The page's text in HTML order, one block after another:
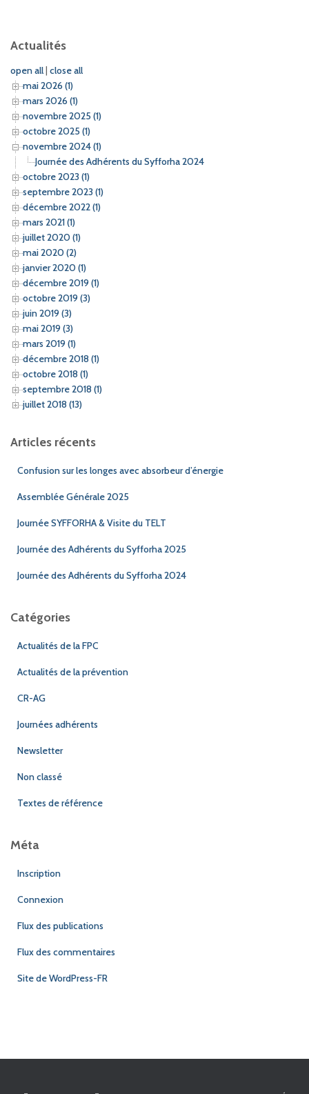
Actualités
open all| close all
mai 2026 (1)
mars 2026 (1)
novembre 2025 (1)
octobre 2025 (1)
novembre 2024 (1)
Journée des Adhérents du Syfforha 2024
octobre 2023 (1)
septembre 2023 (1)
décembre 2022 (1)
mars 2021 (1)
juillet 2020 (1)
mai 2020 (2)
janvier 2020 (1)
décembre 2019 (1)
octobre 2019 (3)
juin 2019 (3)
mai 2019 (3)
mars 2019 (1)
décembre 2018 (1)
octobre 2018 (1)
septembre 2018 (1)
juillet 2018 (13)
Articles récents
Confusion sur les longes avec absorbeur d’énergie
Assemblée Générale 2025
Journée SYFFORHA & Visite du TELT
Journée des Adhérents du Syfforha 2025
Journée des Adhérents du Syfforha 2024
Catégories
Actualités de la FPC
Actualités de la prévention
CR-AG
Journées adhérents
Newsletter
Non classé
Textes de référence
Méta
Inscription
Connexion
Flux des publications
Flux des commentaires
Site de WordPress-FR